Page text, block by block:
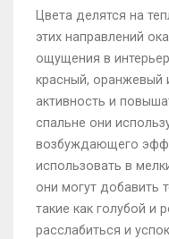
Цвета делятся на
этих направлений
ощущения в
красный, оранжевый
активность и
спальне они
возбуждающего
использовать в
они могут добавить
такие как голубой и
расслабиться и